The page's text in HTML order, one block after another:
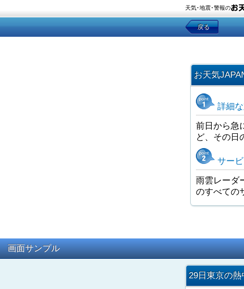
天気･地震･警報の
戻る
お天気
詳細
前日から急
ど、その日
サー
雨雲レーダ
のすべての
画面サンプル
29日東京の熱